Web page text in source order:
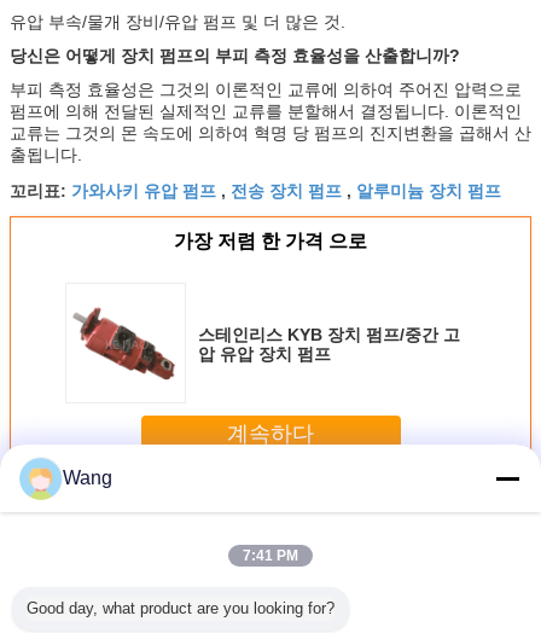
유압 부속/물개 장비/유압 펌프 및 더 많은 것.
당신은 어떻게 장치 펌프의 부피 측정 효율성을 산출합니까?
부피 측정 효율성은 그것의 이론적인 교류에 의하여 주어진 압력으로
펌프에 의해 전달된 실제적인 교류를 분할해서 결정됩니다. 이론적인
교류는 그것의 몬 속도에 의하여 혁명 당 펌프의 진지변환을 곱해서 산
출됩니다.
꼬리표: 가와사키 유압 펌프 , 전송 장치 펌프 , 알루미늄 장치 펌프
가장 저렴 한 가격 으로
스테인리스 KYB 장치 펌프/중간 고
압 유압 장치 펌프
계속하다
더 많은 것
Wang
7:41 PM
Good day, what product are you looking for?